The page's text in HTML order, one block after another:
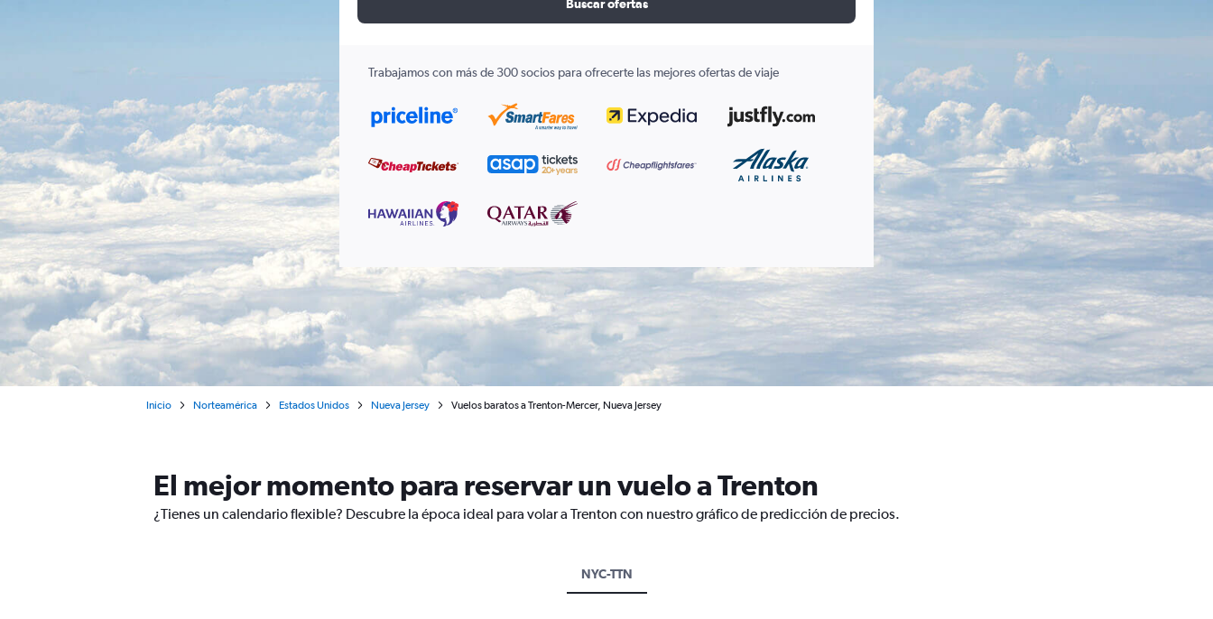
Buscar ofertas
Trabajamos con más de 300 socios para ofrecerte las mejores ofertas de viaje
Inicio Norteamérica Estados Unidos Nueva Jersey Vuelos baratos a Trenton-Mercer, Nueva Jersey
El mejor momento para reservar un vuelo a Trenton
¿Tienes un calendario flexible? Descubre la época ideal para volar a Trenton con nuestro gráfico de predicción de precios.
NYC-TTN